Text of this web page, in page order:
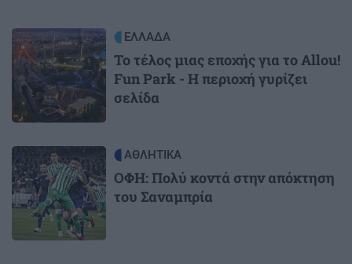
Image ΕΛΛΑΔΑ
Το τέλος μιας εποχής για το Allou!
Fun Park - Η περιοχή γυρίζει
σελίδα
Image ΑΘΛΗΤΙΚΑ
ΟΦΗ: Πολύ κοντά στην απόκτηση
του Σαναμπρία